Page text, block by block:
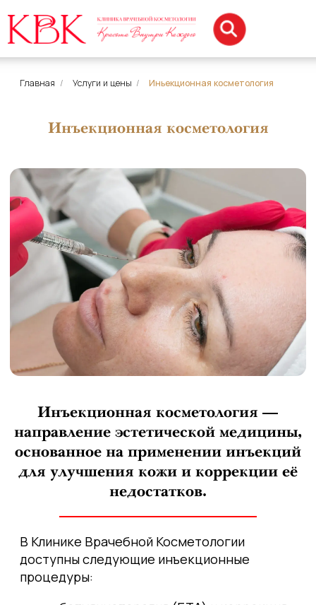
Главная / Услуги и цены / Иньекционная косметология
Инъекционная косметология
процедуры:
ботулинотерапия (БТА) и коррекция
контурная пластика;
биоревитализация и редермализация;
мезотерапия;
лечение гипергидроза;
Инъекционная косметология —
направление эстетической медицины,
основанное на применении инъекций
для улучшения кожи и коррекции её
недостатков.